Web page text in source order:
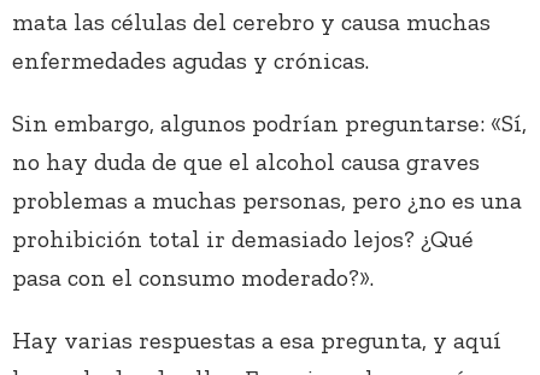
mata las células del cerebro y causa muchas
enfermedades agudas y crónicas.
Sin embargo, algunos podrían preguntarse: «Sí,
no hay duda de que el alcohol causa graves
problemas a muchas personas, pero ¿no es una
prohibición total ir demasiado lejos? ¿Qué
pasa con el consumo moderado?».
Hay varias respuestas a esa pregunta, y aquí